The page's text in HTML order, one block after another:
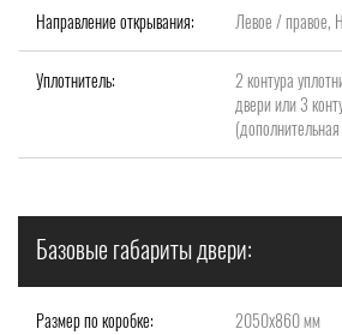
Направление открывания: Левое / правое,
Уплотнитель:
2 контура
двери или 3
Базовые габариты двери:
Размер по коробке: 2050x860 мм